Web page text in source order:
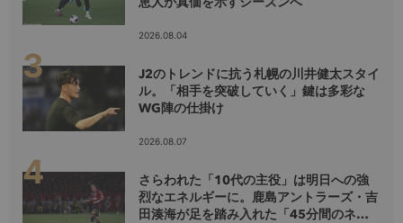
2026.08.04
J2のトレンドに抗う札幌の川井健太スタイ
ル。「相手を突破していく」鍵は多彩な
WG陣の仕掛け
2026.08.07
さらわれた「10代の主役」は明日への強
烈なエネルギーに。鹿島アントラーズ・吉
田湊海が足を踏み入れた「45分間のネク